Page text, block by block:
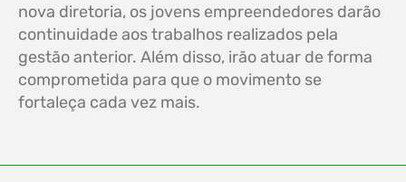
nova diretoria, os jovens empreendedores darão
continuidade aos trabalhos realizados pela
gestão anterior. Além disso, irão atuar de forma
comprometida para que o movimento se
fortaleça cada vez mais.